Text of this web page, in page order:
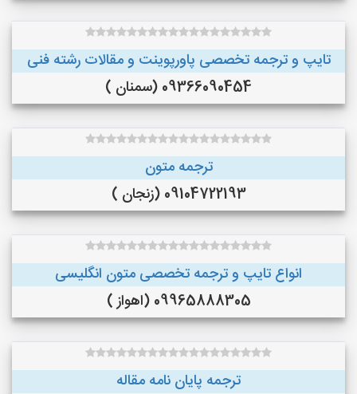
تایپ و ترجمه تخصصی پاورپوینت و مقالات رشته فنی
09366090454 (سمنان )
ترجمه متون
09104722193 (زنجان )
انواع تایپ و ترجمه تخصصی متون انگلیسی
09965888305 (اهواز )
ترجمه پایان نامه مقاله